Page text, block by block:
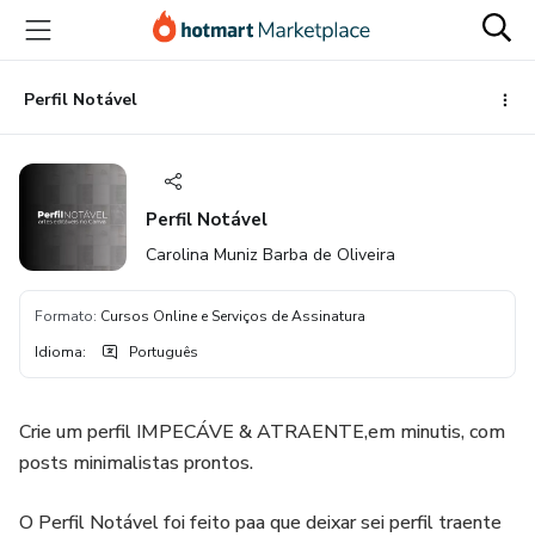
para
conteúdo
principal
para
pagamento
para
rodapé
Perfil Notável
Perfil Notável
Carolina Muniz Barba de Oliveira
Formato: Cursos Online e Serviços de Assinatura
Idioma: Português
Crie um perfil IMPECÁVE & ATRAENTE,em minutis, com
posts minimalistas prontos.
O Perfil Notável foi feito paa que deixar sei perfil traente